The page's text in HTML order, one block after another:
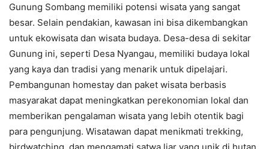
Gunung Sombang memiliki potensi wisata yang sangat
besar. Selain pendakian, kawasan ini bisa dikembangkan
untuk ekowisata dan wisata budaya. Desa-desa di sekitar
Gunung ini, seperti Desa Nyangau, memiliki budaya lokal
yang kaya dan tradisi yang menarik untuk dipelajari.
Pembangunan homestay dan paket wisata berbasis
masyarakat dapat meningkatkan perekonomian lokal dan
memberikan pengalaman wisata yang lebih otentik bagi
para pengunjung. Wisatawan dapat menikmati trekking,